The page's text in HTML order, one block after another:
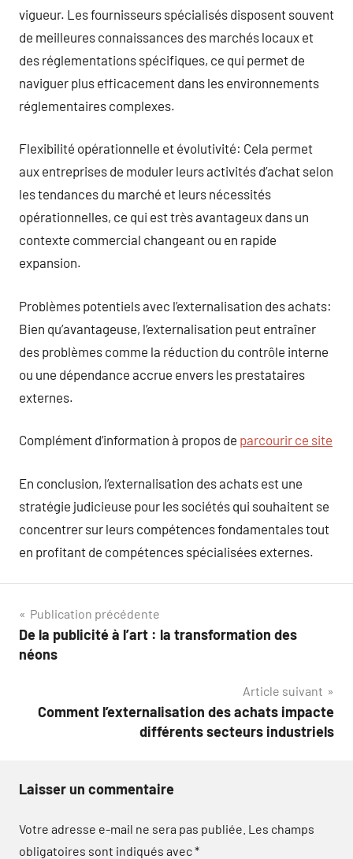
vigueur. Les fournisseurs spécialisés disposent souvent
de meilleures connaissances des marchés locaux et
des réglementations spécifiques, ce qui permet de
naviguer plus efficacement dans les environnements
réglementaires complexes.
Flexibilité opérationnelle et évolutivité: Cela permet
aux entreprises de moduler leurs activités d’achat selon
les tendances du marché et leurs nécessités
opérationnelles, ce qui est très avantageux dans un
contexte commercial changeant ou en rapide
expansion.
Problèmes potentiels avec l’externalisation des achats:
Bien qu’avantageuse, l’externalisation peut entraîner
des problèmes comme la réduction du contrôle interne
ou une dépendance accrue envers les prestataires
externes.
Complément d’information à propos de parcourir ce site
En conclusion, l’externalisation des achats est une
stratégie judicieuse pour les sociétés qui souhaitent se
concentrer sur leurs compétences fondamentales tout
en profitant de compétences spécialisées externes.
Navigation
de
Publication précédente
De la publicité à l’art : la transformation des
néons
Article suivant
Comment l’externalisation des achats impacte
différents secteurs industriels
Laisser un commentaire
Votre adresse e-mail ne sera pas publiée. Les champs
obligatoires sont indiqués avec*